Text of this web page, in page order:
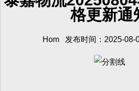
格更新通
Hom 发布时间：2025-08-